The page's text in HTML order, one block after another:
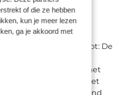
of die ze hebben
kun je meer lezen
ga je akkoord met
bieden: 1.Komoot: De
paden en
handig in gebieden met
De app werkt met
3.Fietsersbond